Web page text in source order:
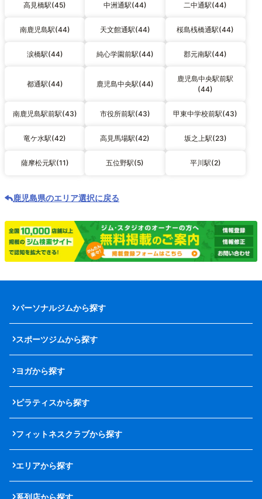
高見橋駅(45) 中洲通駅(44) 二中通駅(44)
南鹿児島駅(44) 天文館通駅(44) 桜島桟橋通駅(44)
涙橋駅(44) 純心学園前駅(44) 郡元南駅(44)
都通駅(44) 鹿児島中央駅(44)
鹿児島中央駅前駅
(44)
南鹿児島駅前駅(43) 市役所前駅(43) 甲東中学校前駅(43)
竜ケ水駅(42) 高見馬場駅(42) 坂之上駅(23)
薩摩松元駅(11) 五位野駅(5) 平川駅(2)
鹿児島県のエリア選択に戻る
パーソナルジムから探す
スポーツジムから探す
ヨガから探す
ピラティスから探す
フィットネスクラブから探す
エリアから探す
系列店から探す